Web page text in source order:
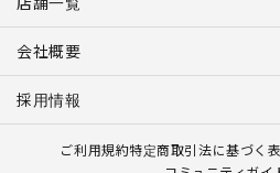
会社概要
採用情報
ご利用規約特定商取引法に基づく